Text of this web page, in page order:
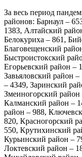
За весь период
районов: Барнаул –
1383, Алтайский
Белокуриха – 861,
Благовещенский
Быстроистокский
Егорьевский район –
Завьяловский район
– 4349, Заринский
Змеиногорский
Калманский район –
район – 988,
820, Красногорский
550, Крутихинский
Курьинский район –
Локтевский район –